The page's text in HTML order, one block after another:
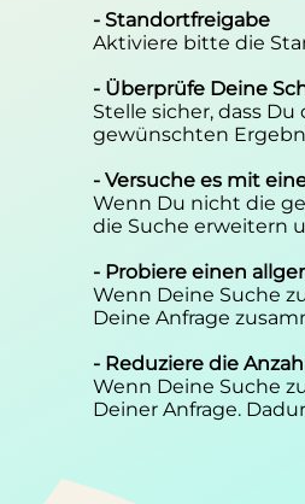
- Standortfreigabe
Aktiviere bitte die
- Überprüfe Deine
Stelle sicher, dass
gewünschten
- Versuche es mit
Wenn Du nicht die
die Suche erweitern
- Probiere einen
Wenn Deine Suche
Deine Anfrage
- Reduziere die
Wenn Deine Suche
Deiner Anfrage.